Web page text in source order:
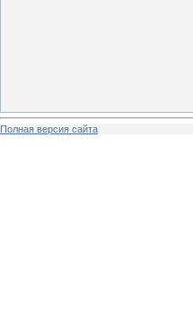
Полная версия сайта